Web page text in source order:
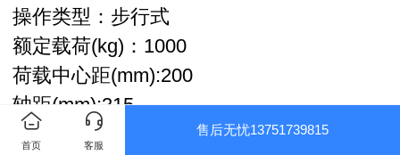
操作类型：步行式
额定载荷(kg)：1000
荷载中心距(mm):200
轴距(mm):315
转向类型：机械
首页 客服
售后无忧13751739815